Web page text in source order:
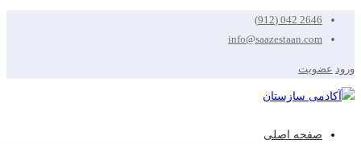
2646 042 (912)
info@saazestaan.com
ورود عضویت
صفحه اصلی